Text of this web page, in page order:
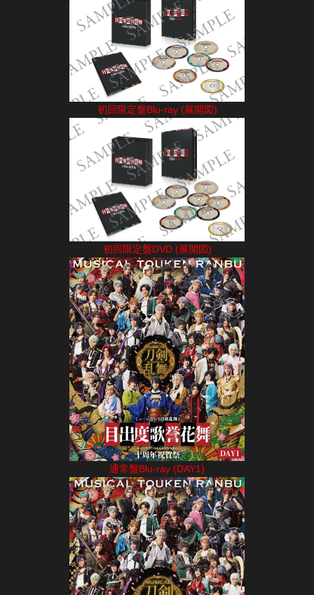
初回限定盤Blu-ray (展開図)
初回限定盤DVD (展開図)
通常盤Blu-ray (DAY1)